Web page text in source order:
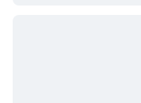
Δημοφιλή